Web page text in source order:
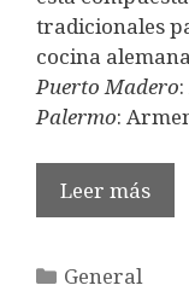
tradicionales
cocina
Puerto Madero
Palermo:
Leer más
Categorías
General